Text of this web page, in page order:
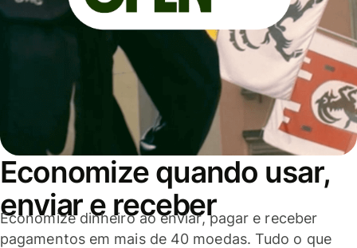
Economize quando usar,
enviar e receber
Economize dinheiro ao enviar, pagar e receber
pagamentos em mais de 40 moedas. Tudo o que